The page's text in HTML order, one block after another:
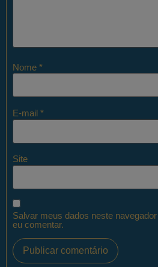
Nome *
E-mail *
Site
Salvar meus dados neste
eu comentar.